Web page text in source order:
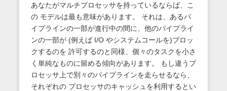
あなたがマルチプロセッサを持っているならば、こ
の モデルは最も意味があります。 それは、あるパ
イプラインの一部が進行中の間に、他のパイプライ
ンの一部が (例えば I/O やシステムコールを)ブロッ
クするのを 許可するのと同様、個々のタスクを小さ
く単純なものに留める傾向があります。 もし違うプ
ロセッサ上で別々のパイプラインを走らせるなら、
それぞれの プロセッサのキャッシュを利用するとい